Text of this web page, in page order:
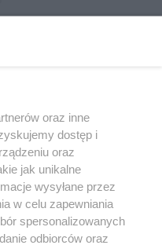
może być powielany i
w jakikolwiek sposób (w
na jakimkolwiek polu
z umieszczaniem w
praw. Jakiekolwiek użycie lub
z naruszeniem prawa,
pod groźbą kary i może być
oraz inne
dostęp i
oraz
jak unikalne
wysyłane przez
w celu zapewniania
spersonalizowanych
odbiorców oraz